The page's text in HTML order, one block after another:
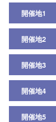
開催地1
開催地2
開催地3
開催地4
開催地5